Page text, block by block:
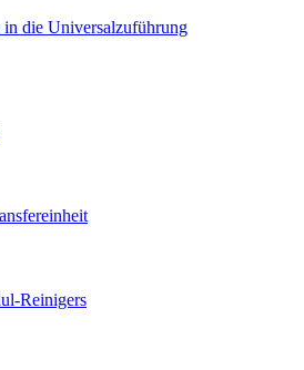
die Universalzuführung
Reinigers